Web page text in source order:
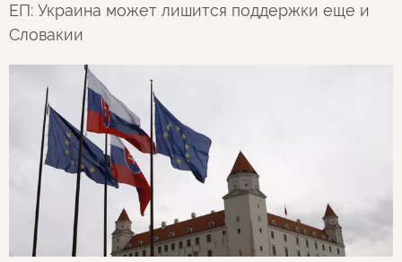
ЕП: Украина может лишится поддержки еще и
Словакии